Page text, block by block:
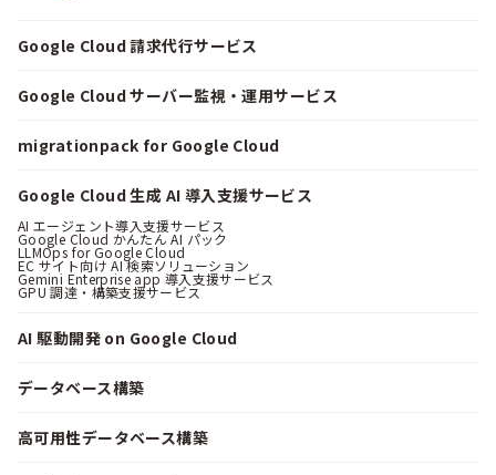
Google Cloud 請求代行サービス
Google Cloud サーバー監視・運用サービス
migrationpack for Google Cloud
Google Cloud 生成 AI 導入支援サービス
AI エージェント導入支援サービス
Google Cloud かんたん AI パック
LLMOps for Google Cloud
EC サイト向け AI 検索ソリューション
Gemini Enterprise app 導入支援サービス
GPU 調達・構築支援サービス
AI 駆動開発 on Google Cloud
データベース構築
高可用性データベース構築